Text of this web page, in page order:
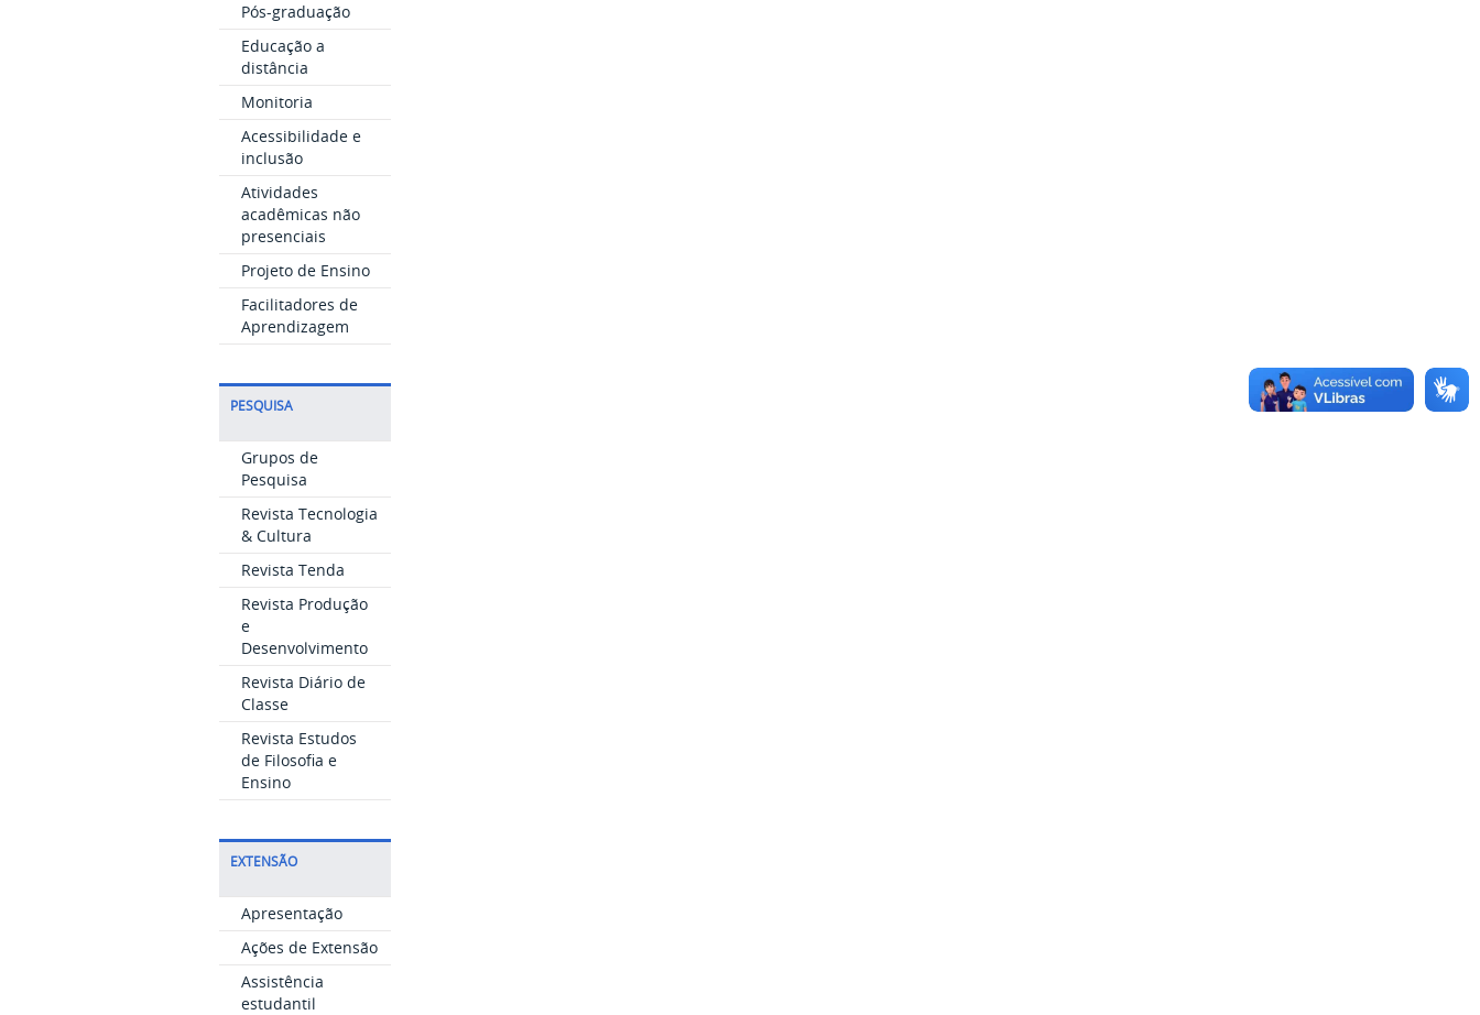
Pós-graduação
Educação a
distância
Monitoria
Acessibilidade e
inclusão
Atividades
acadêmicas não
presenciais
Projeto de Ensino
Facilitadores de
Aprendizagem
PESQUISA
Grupos de
Pesquisa
Revista Tecnologia
& Cultura
Revista Tenda
Revista Produção
e
Desenvolvimento
Revista Diário de
Classe
Revista Estudos
de Filosofia e
Ensino
EXTENSÃO
Apresentação
Ações de Extensão
Assistência
estudantil